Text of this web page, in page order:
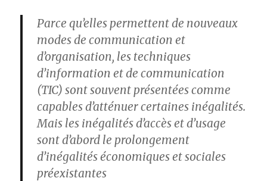
Parce qu’elles permettent de nouveaux
modes de communication et
d’organisation, les techniques
d’information et de communication
(TIC) sont souvent présentées comme
capables d’atténuer certaines inégalités.
Mais les inégalités d’accès et d’usage
sont d’abord le prolongement
d’inégalités économiques et sociales
préexistantes